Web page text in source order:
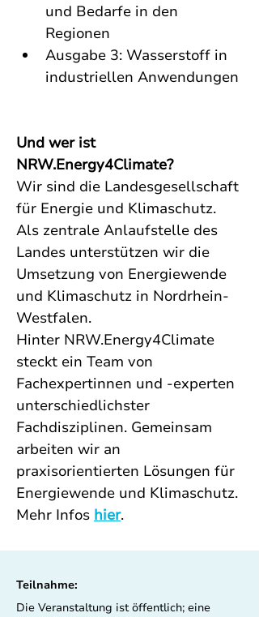
und Bedarfe in den
Regionen
Ausgabe 3: Wasserstoff in
industriellen Anwendungen
Und wer ist
NRW.Energy4Climate?
Wir sind die Landesgesellschaft
für Energie und Klimaschutz.
Als zentrale Anlaufstelle des
Landes unterstützen wir die
Umsetzung von Energiewende
und Klimaschutz in Nordrhein-
Westfalen.
Hinter NRW.Energy4Climate
steckt ein Team von
Fachexpertinnen und -experten
unterschiedlichster
Fachdisziplinen. Gemeinsam
arbeiten wir an
praxisorientierten Lösungen für
Energiewende und Klimaschutz.
Mehr Infos hier.
Teilnahme:
Die Veranstaltung ist öffentlich; eine